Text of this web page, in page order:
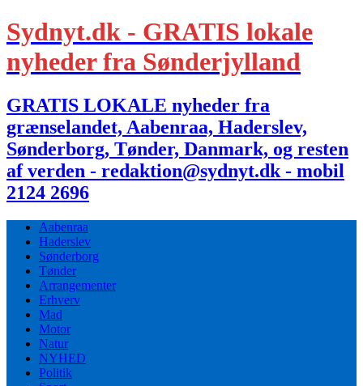
Sydnyt.dk - GRATIS lokale
nyheder fra Sønderjylland
GRATIS LOKALE nyheder fra
grænselandet, Aabenraa, Haderslev,
Sønderborg, Tønder, Danmark, og resten
af verden - redaktion@sydnyt.dk - mobil
2124 2696
Aabenraa
Haderslev
Sønderborg
Tønder
Arrangementer
Erhverv
Mad
Motor
Natur
NYHED
Politik